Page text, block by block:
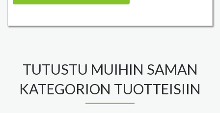
TUTUSTU MUIHIN SAMAN
KATEGORION TUOTTEISIIN